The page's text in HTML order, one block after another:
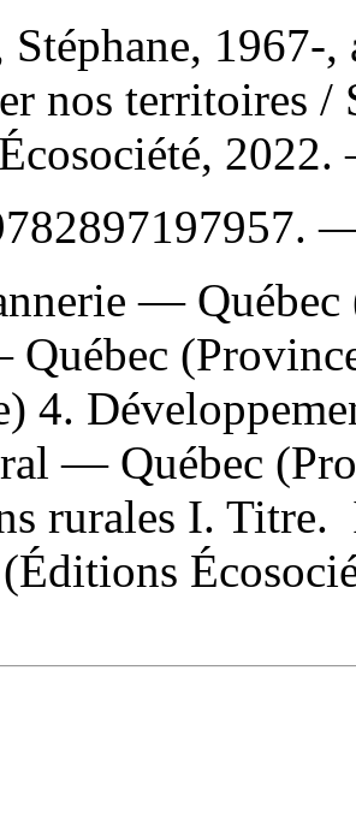
Stéphane, 1967-,
nos territoires /
.
—
4.
— Québec
rurales I.